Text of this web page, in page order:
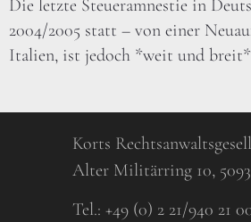
Die letzte Steueramnestie in
2004/2005 statt – von einer
Italien, ist jedoch *weit und
Korts
Alter Militärring 10,
Tel.: +49 (0) 2 21/940 21